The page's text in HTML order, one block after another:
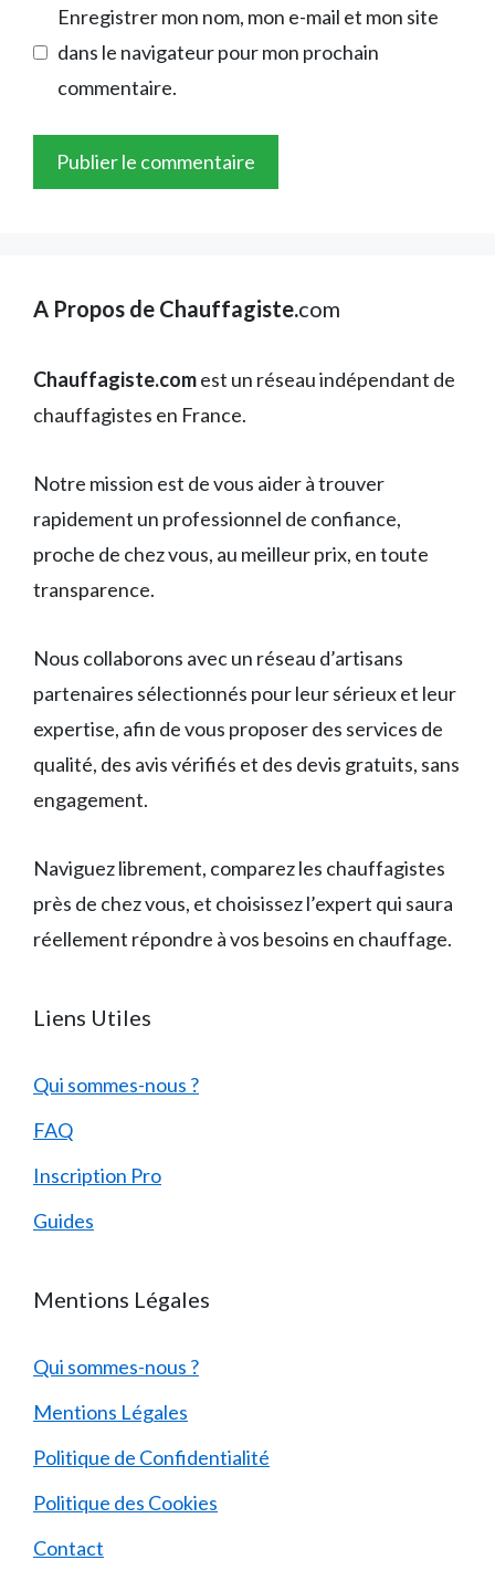
Enregistrer mon nom, mon e-mail et mon site
dans le navigateur pour mon prochain
commentaire.
A Propos de Chauffagiste.com
Chauffagiste.comest un réseau indépendant de
chauffagistes en France.
Notre mission est de vous aider à trouver
rapidement un professionnel de confiance,
proche de chez vous, au meilleur prix, en toute
transparence.
Nous collaborons avec un réseau d’artisans
partenaires sélectionnés pour leur sérieux et leur
expertise, afin de vous proposer des services de
qualité, des avis vérifiés et des devis gratuits, sans
engagement.
Naviguez librement, comparez les chauffagistes
près de chez vous, et choisissez l’expert qui saura
réellement répondre à vos besoins en chauffage.
Liens Utiles
Qui sommes-nous ?
FAQ
Inscription Pro
Guides
Mentions Légales
Qui sommes-nous ?
Mentions Légales
Politique de Confidentialité
Politique des Cookies
Contact